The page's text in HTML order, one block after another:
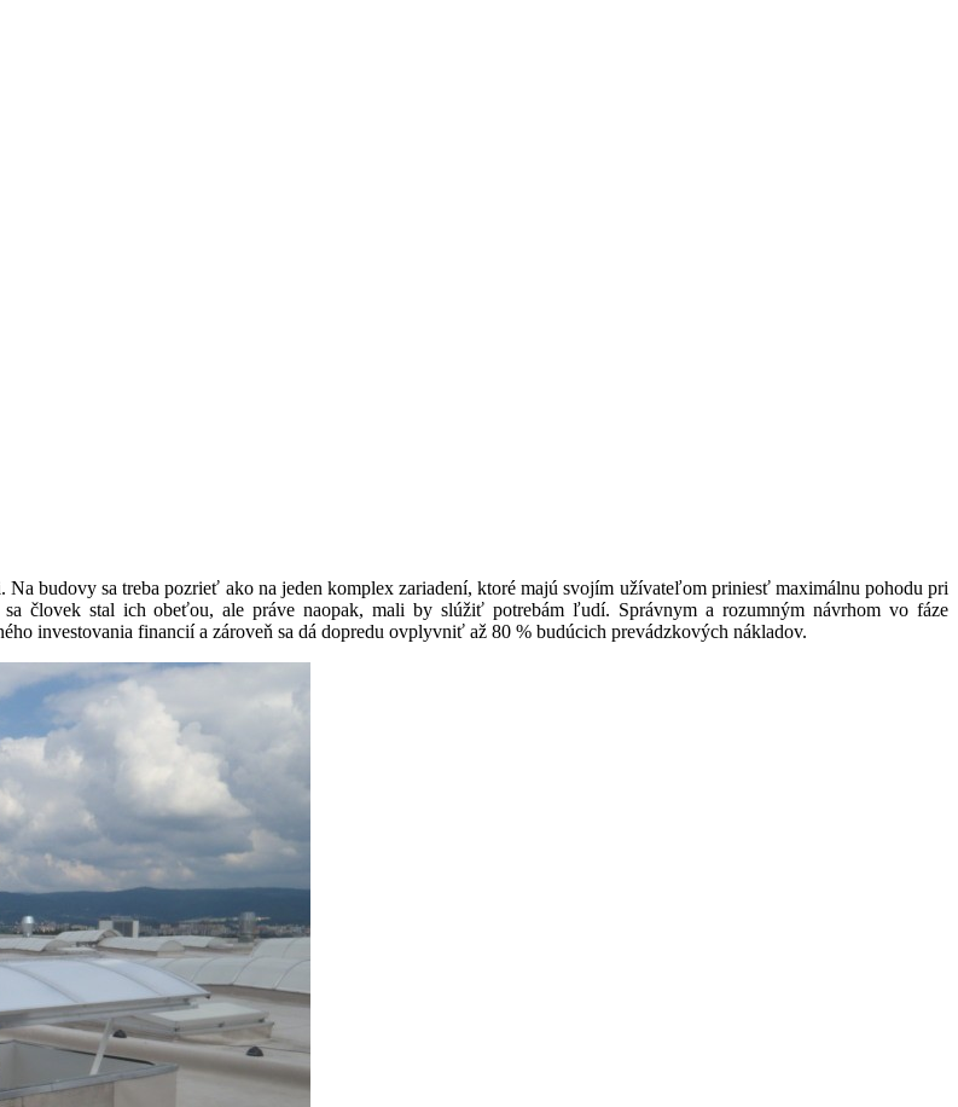
budovy sa treba pozrieť ako na jeden komplex zariadení, ktoré majú svojím užívateľom priniesť maximálnu pohodu pri
človek stal ich obeťou, ale práve naopak, mali by slúžiť potrebám ľudí. Správnym a rozumným návrhom vo fáze
investovania financií a zároveň sa dá dopredu ovplyvniť až 80 % budúcich prevádzkových nákladov.